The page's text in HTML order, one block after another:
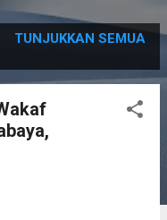
TUNJUKKAN SEMUA